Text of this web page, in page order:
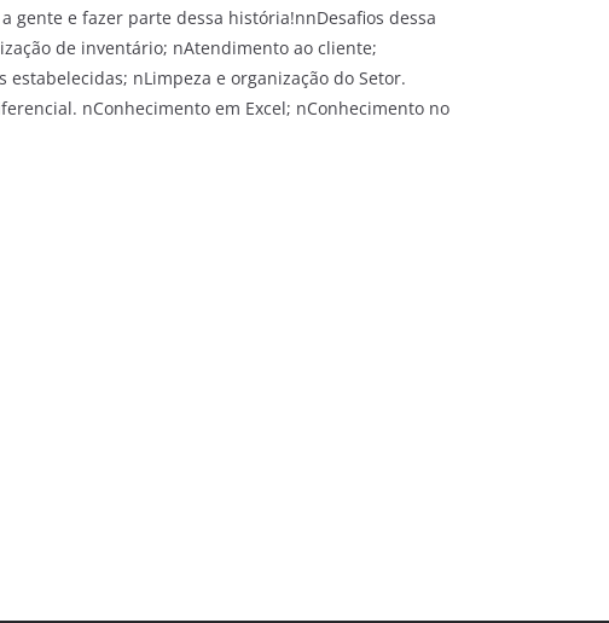
gente e fazer parte dessa história!nnDesafios dessa
de inventário; nAtendimento ao cliente;
nLimpeza e organização do Setor.
nConhecimento em Excel; nConhecimento no